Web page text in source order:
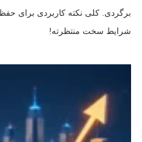
برگردی. کلی نکته کاربردی برای
شرایط سخت منتظرته!